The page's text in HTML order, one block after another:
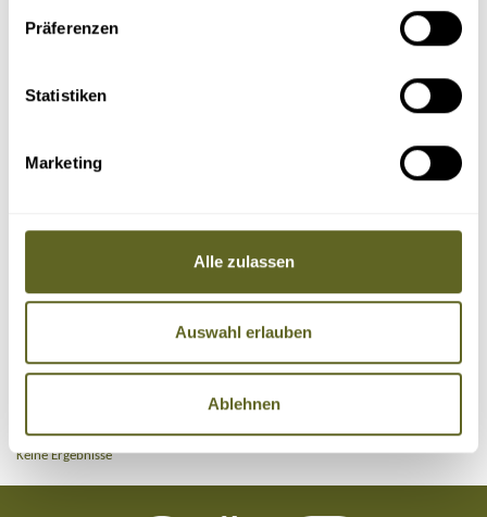
Präferenzen
Statistiken
Marketing
Alle zulassen
Auswahl erlauben
Ablehnen
REISEN
Keine Ergebnisse